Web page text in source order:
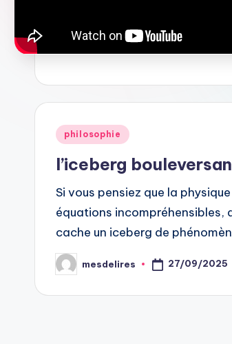
Posted
philosophie
l’iceberg
Si vous pensiez que la
équations incompréhensibles,
cache un iceberg de
Posted
by
mesdelires 27/09/2025